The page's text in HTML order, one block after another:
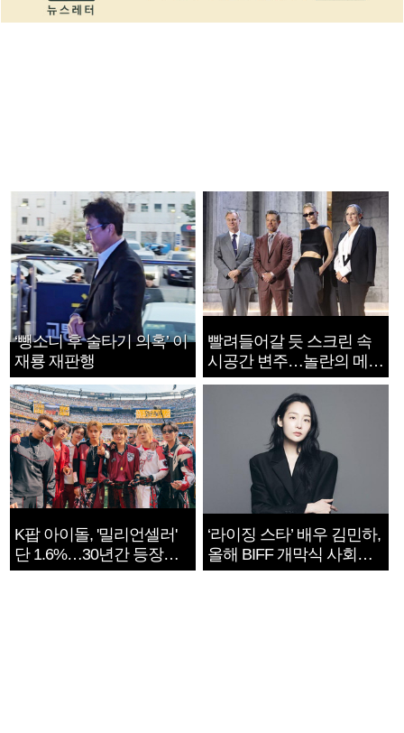
‘뺑소니 후 술타기 의혹’ 이
재룡 재판행
빨려들어갈 듯 스크린 속
시공간 변주…놀란의 메시
지는 ‘전쟁 속죄’
K팝 아이돌, '밀리언셀러'
단 1.6%…30년간 등장
1182개팀 전수조사
‘라이징 스타’ 배우 김민하,
올해 BIFF 개막식 사회자
확정